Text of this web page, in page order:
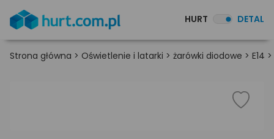
HURT DETAL
Strona główna > Oświetlenie i latarki > żarówki diodowe > E14 >